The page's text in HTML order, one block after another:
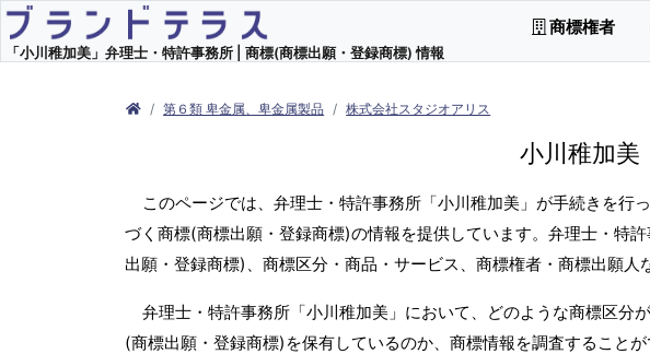
「小川稚加美」弁理士・特許事務所 | 商標(商標出願・登録商標) 情報
商標権者
第６類 卑金属、卑金属製品 株式会社スタジオアリス
小川稚加美
このページでは、弁理士・特許事務所「小川稚加美」が手続きを行
づく商標(商標出願・登録商標)の情報を提供しています。弁理士・特
出願・登録商標)、商標区分・商品・サービス、商標権者・商標出願
弁理士・特許事務所「小川稚加美」において、どのような商標区分
(商標出願・登録商標)を保有しているのか、商標情報を調査することが